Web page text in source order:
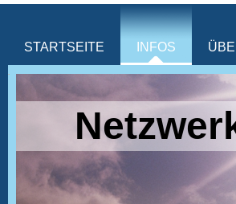
STARTSEITE INFOS